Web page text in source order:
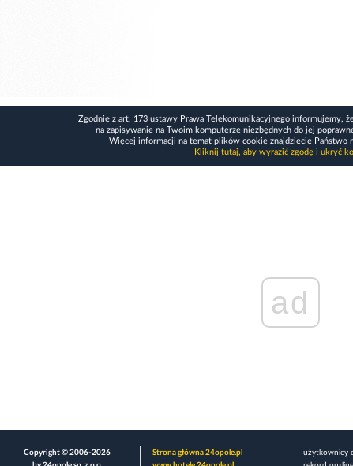
Zgodnie z art. 173 ustawy Prawa Telekomunikacyjnego informujemy,
na zapisywanie na Twoim komputerze niezbędnych do jej
Więcej informacji na temat plików cookie znajdziecie Państwo
Kliknij tutaj, aby wyrazić zgodę i ukryć
ad
Copyright © 2006-2026
Strona główna 24opole.pl
użytkownicy